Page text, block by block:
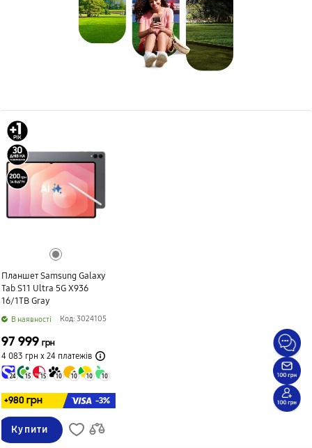
Планшет Samsung Galaxy
Tab S11 Ultra 5G X936
16/1TB Gray
B наявності Код: 3024105
97 999 грн
4 083 грн х 24 платежів
24 15 15 10 10 10 10
+980 грн -3%
Купити